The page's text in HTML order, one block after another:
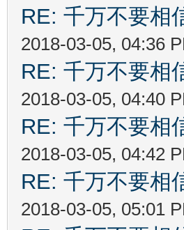
RE: 千万不要相
2018-03-05, 04:36
RE: 千万不要相
2018-03-05, 04:40
RE: 千万不要相
2018-03-05, 04:42
RE: 千万不要相
2018-03-05, 05:01